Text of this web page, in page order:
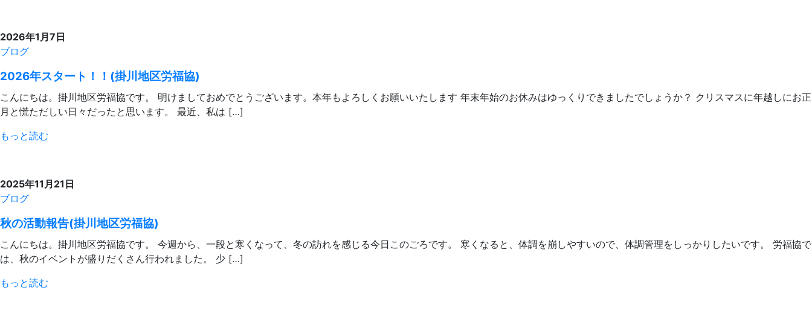
2026年1月7日
ブログ
2026年スタート！！(掛川地区労福協)
こんにちは。掛川地区労福協です。 明けましておめでとうございます。本年もよろしくお願いいたします 年末年始のお休みはゆっくりできましたでしょうか？ クリスマスに年越しにお正
月と慌ただしい日々だったと思います。 最近、私は […]
もっと読む
2025年11月21日
ブログ
秋の活動報告(掛川地区労福協)
こんにちは。掛川地区労福協です。 今週から、一段と寒くなって、冬の訪れを感じる今日このごろです。 寒くなると、体調を崩しやすいので、体調管理をしっかりしたいです。 労福協で
は、秋のイベントが盛りだくさん行われました。 少 […]
もっと読む